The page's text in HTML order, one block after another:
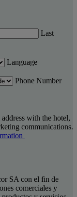
Last
Language
Phone Number
with the hotel,
communications.
SA con el fin de
comerciales y